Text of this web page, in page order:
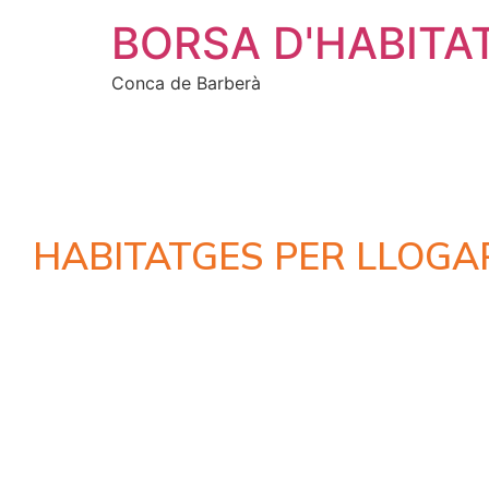
BORSA
Conca de Barberà
HABITATGES PER